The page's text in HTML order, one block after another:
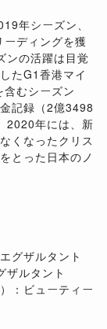
年シーズン、
ディングを獲
ンの活躍は目覚
たG1香港マイ
むシーズン
記録（2億3498
2020年には、新
くなったクリス
とった日本のノ
グザルタント
ザルタント
：ビューティー